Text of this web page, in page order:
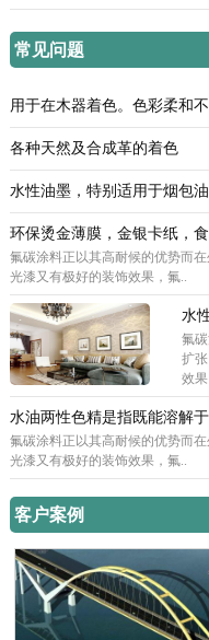
常见问题
用于在木器着色。色彩柔和
各种天然及合成革的着色
水性油墨，特别适用于烟包
环保烫金薄膜，金银卡纸，
氟碳涂料正以其高耐候的优势而
光漆又有极好的装饰效果，氟..
水
氟
扩
效
水油两性色精是指既能溶解
氟碳涂料正以其高耐候的优势而
光漆又有极好的装饰效果，氟..
客户案例